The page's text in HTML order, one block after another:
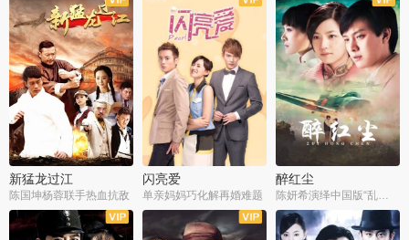
新猛龙过江
陈国坤杨蓉联手热血抗敌
闪亮爱
单亲妈妈巧化解再婚难题
醉红尘
陈妍希演绎中国版“乱世佳人”
全30集
全30集 全30集